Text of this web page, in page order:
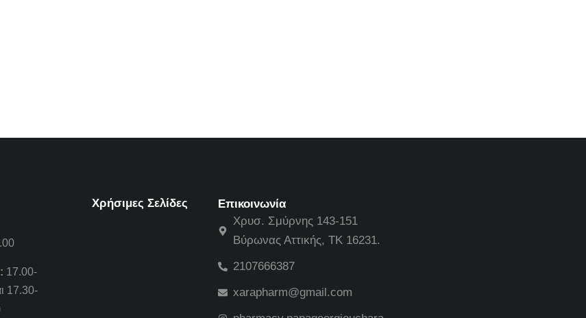
17.00-
17.30-
Χρήσιμες Σελίδες
Επικοινωνία
Χρυσ. Σμύρνης 143-151
Βύρωνας Αττικής, ΤΚ 16231.
2107666387
xarapharm@gmail.com